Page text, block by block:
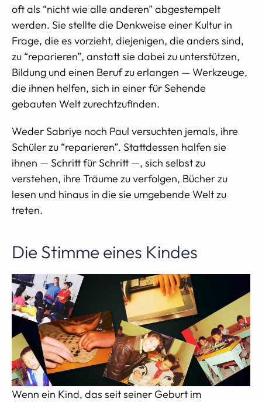
oft als “nicht wie alle anderen” abgestempelt
werden. Sie stellte die Denkweise einer Kultur in
Frage, die es vorzieht, diejenigen, die anders sind,
zu “reparieren”, anstatt sie dabei zu unterstützen,
Bildung und einen Beruf zu erlangen — Werkzeuge,
die ihnen helfen, sich in einer für Sehende
gebauten Welt zurechtzufinden.
Weder Sabriye noch Paul versuchten jemals, ihre
Schüler zu “reparieren”. Stattdessen halfen sie
ihnen — Schritt für Schritt —, sich selbst zu
verstehen, ihre Träume zu verfolgen, Bücher zu
lesen und hinaus in die sie umgebende Welt zu
treten.
Die Stimme eines Kindes
Wenn ein Kind, das seit seiner Geburt im